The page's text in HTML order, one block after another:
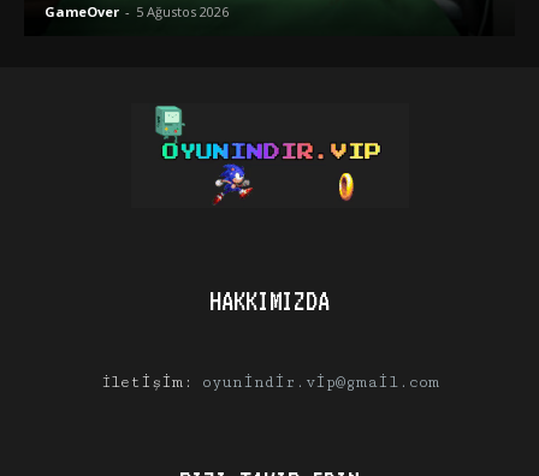
GameOver - 5 Ağustos 2026
HAKKIMIZDA
İletişim: oyunindir.vip@gmail.com